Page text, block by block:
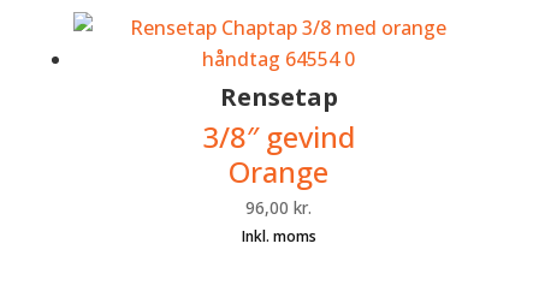
Rensetap
3/8″ gevind
Orange
96,00kr.